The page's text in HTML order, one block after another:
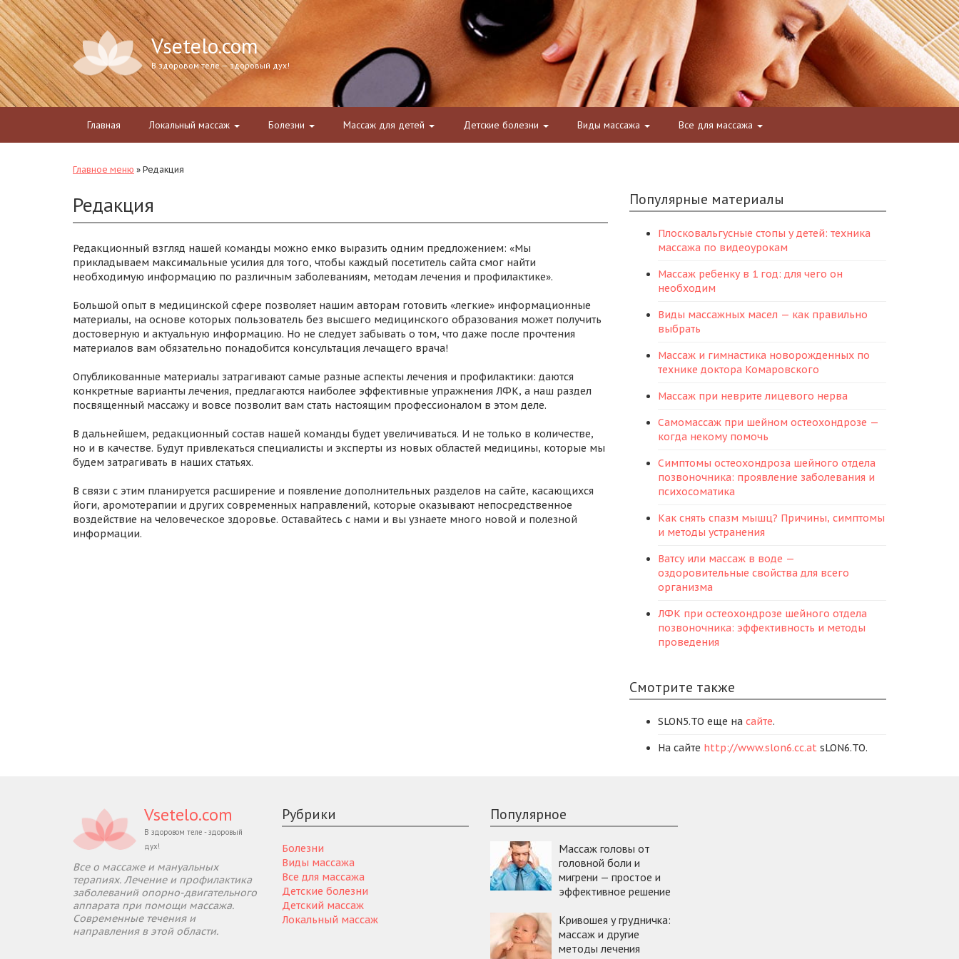
Vsetelo.com
В здоровом теле — здоровый дух!
Главная Локальный массаж Болезни Массаж для детей Детские болезни Виды массажа Все для массажа
Главное меню » Редакция
Редакция
Редакционный взгляд нашей команды можно емко выразить одним предложением: «Мы
прикладываем максимальные усилия для того, чтобы каждый посетитель сайта смог найти
необходимую информацию по различным заболеваниям, методам лечения и профилактике».
Большой опыт в медицинской сфере позволяет нашим авторам готовить «легкие» информационные
материалы, на основе которых пользователь без высшего медицинского образования может получить
достоверную и актуальную информацию. Но не следует забывать о том, что даже после прочтения
материалов вам обязательно понадобится консультация лечащего врача!
Опубликованные материалы затрагивают самые разные аспекты лечения и профилактики: даются
конкретные варианты лечения, предлагаются наиболее эффективные упражнения ЛФК, а наш раздел
посвященный массажу и вовсе позволит вам стать настоящим профессионалом в этом деле.
В дальнейшем, редакционный состав нашей команды будет увеличиваться. И не только в количестве,
но и в качестве. Будут привлекаться специалисты и эксперты из новых областей медицины, которые мы
будем затрагивать в наших статьях.
В связи с этим планируется расширение и появление дополнительных разделов на сайте, касающихся
йоги, аромотерапии и других современных направлений, которые оказывают непосредственное
воздействие на человеческое здоровье. Оставайтесь с нами и вы узнаете много новой и полезной
информации.
Популярные материалы
Плосковальгусные стопы у детей: техника
массажа по видеоурокам
Массаж ребенку в 1 год: для чего он
необходим
Виды массажных масел — как правильно
выбрать
Массаж и гимнастика новорожденных по
технике доктора Комаровского
Массаж при неврите лицевого нерва
Самомассаж при шейном остеохондрозе —
когда некому помочь
Симптомы остеохондроза шейного отдела
позвоночника: проявление заболевания и
психосоматика
Как снять спазм мышц? Причины, симптомы
и методы устранения
Ватсу или массаж в воде —
оздоровительные свойства для всего
организма
ЛФК при остеохондрозе шейного отдела
позвоночника: эффективность и методы
проведения
Смотрите также
SLON5.TO еще на сайте.
На сайте http://www.slon6.cc.at sLON6.TO.
Vsetelo.com
В здоровом теле - здоровый
дух!
Все о массаже и мануальных
терапиях. Лечение и профилактика
заболеваний опорно-двигательного
аппарата при помощи массажа.
Современные течения и
направления в этой области.
Рубрики
Болезни
Виды массажа
Все для массажа
Детские болезни
Детский массаж
Локальный массаж
Популярное
Массаж головы от
головной боли и
мигрени — простое и
эффективное решение
Кривошея у грудничка:
массаж и другие
методы лечения